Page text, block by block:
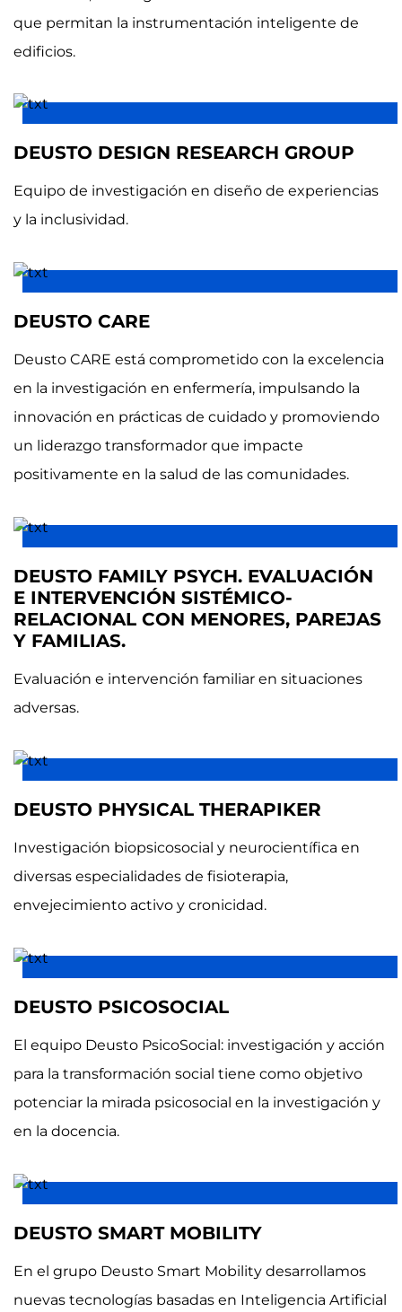
que permitan la instrumentación inteligente de
edificios.
DEUSTO DESIGN RESEARCH GROUP
Equipo de investigación en diseño de experiencias
y la inclusividad.
DEUSTO CARE
Deusto CARE está comprometido con la excelencia
en la investigación en enfermería, impulsando la
innovación en prácticas de cuidado y promoviendo
un liderazgo transformador que impacte
positivamente en la salud de las comunidades.
DEUSTO FAMILY PSYCH. EVALUACIÓN
E INTERVENCIÓN SISTÉMICO-
RELACIONAL CON MENORES, PAREJAS
Y FAMILIAS.
Evaluación e intervención familiar en situaciones
adversas.
DEUSTO PHYSICAL THERAPIKER
Investigación biopsicosocial y neurocientífica en
diversas especialidades de fisioterapia,
envejecimiento activo y cronicidad.
DEUSTO PSICOSOCIAL
El equipo Deusto PsicoSocial: investigación y acción
para la transformación social tiene como objetivo
potenciar la mirada psicosocial en la investigación y
en la docencia.
DEUSTO SMART MOBILITY
En el grupo Deusto Smart Mobility desarrollamos
nuevas tecnologías basadas en Inteligencia Artificial